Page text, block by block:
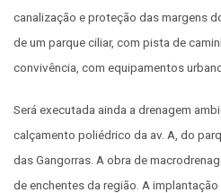
canalização e proteção das margens
de um parque ciliar, com pista de
convivência, com equipamentos
Será executada ainda a drenagem
calçamento poliédrico da av. A, do
das Gangorras. A obra de
de enchentes da região. A